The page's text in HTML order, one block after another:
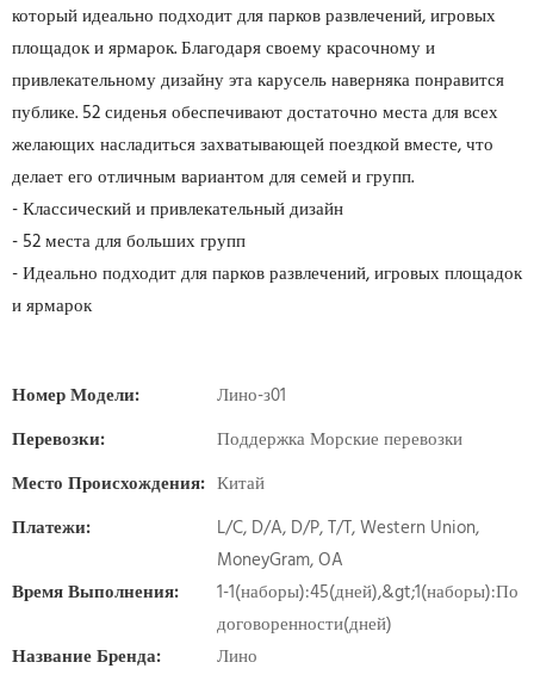
который идеально подходит для парков развлечений, игровых
площадок и ярмарок. Благодаря своему красочному и
привлекательному дизайну эта карусель наверняка понравится
публике. 52 сиденья обеспечивают достаточно места для всех
желающих насладиться захватывающей поездкой вместе, что
делает его отличным вариантом для семей и групп.
- Классический и привлекательный дизайн
- 52 места для больших групп
- Идеально подходит для парков развлечений, игровых площадок
и ярмарок
Номер Модели:
Лино-з01
Перевозки:
Поддержка Морские перевозки
Место Происхождения: Китай
Платежи:
L/C, D/A, D/P, T/T, Western Union,
MoneyGram, OA
Время Выполнения:
1-1(наборы):45(дней),&gt;1(наборы):По
договоренности(дней)
Название Бренда:
Лино